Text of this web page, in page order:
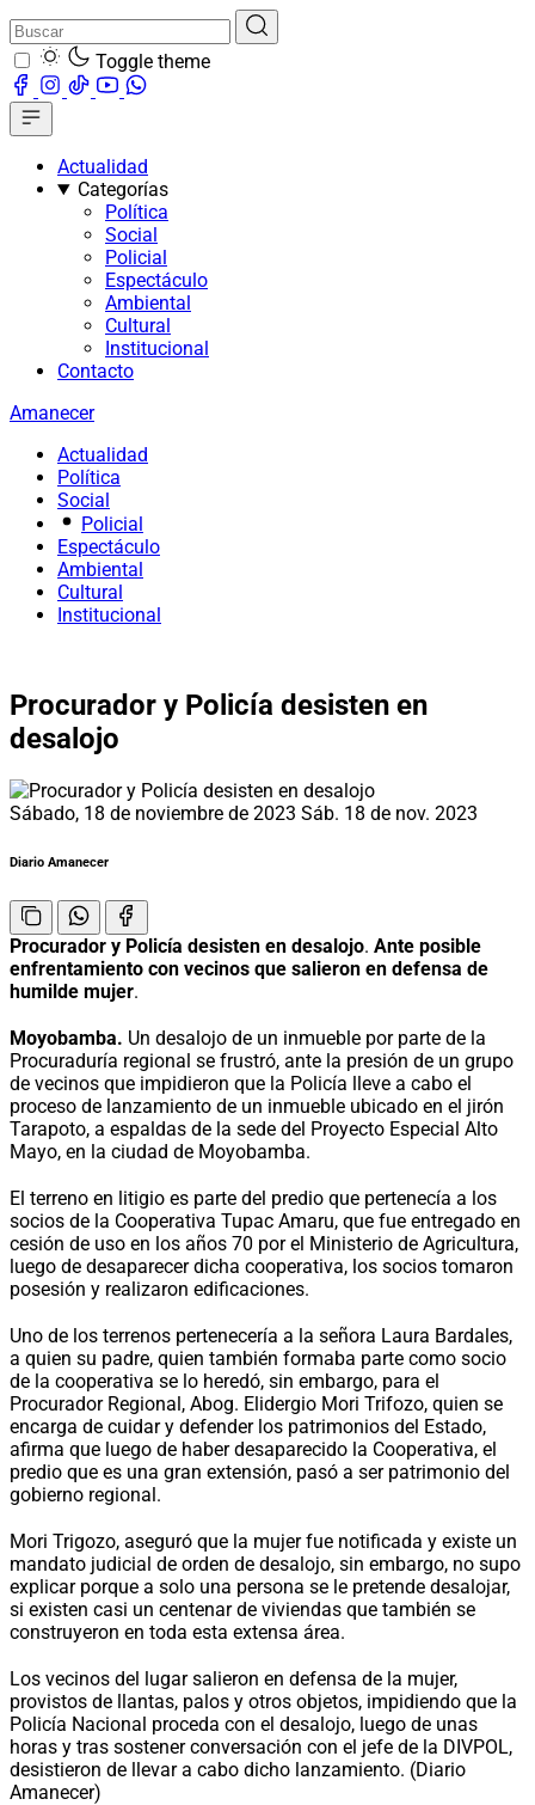
Toggle theme
Actualidad
Categorías
Política
Social
Policial
Espectáculo
Ambiental
Cultural
Institucional
Contacto
Amanecer
Actualidad
Política
Social
Policial
Espectáculo
Ambiental
Cultural
Institucional
Procurador y Policía desisten en
desalojo
Sábado, 18 de noviembre de 2023 Sáb. 18 de nov. 2023
Diario Amanecer
Procurador y Policía desisten en desalojo. Ante posible
enfrentamiento con vecinos que salieron en defensa de
humilde mujer.
Moyobamba. Un desalojo de un inmueble por parte de la
Procuraduría regional se frustró, ante la presión de un grupo
de vecinos que impidieron que la Policía lleve a cabo el
proceso de lanzamiento de un inmueble ubicado en el jirón
Tarapoto, a espaldas de la sede del Proyecto Especial Alto
Mayo, en la ciudad de Moyobamba.
El terreno en litigio es parte del predio que pertenecía a los
socios de la Cooperativa Tupac Amaru, que fue entregado en
cesión de uso en los años 70 por el Ministerio de Agricultura,
luego de desaparecer dicha cooperativa, los socios tomaron
posesión y realizaron edificaciones.
Uno de los terrenos pertenecería a la señora Laura Bardales,
a quien su padre, quien también formaba parte como socio
de la cooperativa se lo heredó, sin embargo, para el
Procurador Regional, Abog. Elidergio Mori Trifozo, quien se
encarga de cuidar y defender los patrimonios del Estado,
afirma que luego de haber desaparecido la Cooperativa, el
predio que es una gran extensión, pasó a ser patrimonio del
gobierno regional.
Mori Trigozo, aseguró que la mujer fue notificada y existe un
mandato judicial de orden de desalojo, sin embargo, no supo
explicar porque a solo una persona se le pretende desalojar,
si existen casi un centenar de viviendas que también se
construyeron en toda esta extensa área.
Los vecinos del lugar salieron en defensa de la mujer,
provistos de llantas, palos y otros objetos, impidiendo que la
Policía Nacional proceda con el desalojo, luego de unas
horas y tras sostener conversación con el jefe de la DIVPOL,
desistieron de llevar a cabo dicho lanzamiento. (Diario
Amanecer)